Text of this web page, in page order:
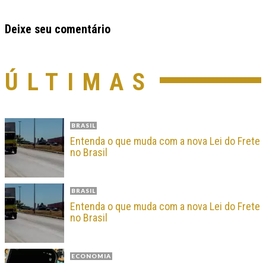
Deixe seu comentário
ÚLTIMAS
BRASIL
Entenda o que muda com a nova Lei do Frete
no Brasil
BRASIL
Entenda o que muda com a nova Lei do Frete
no Brasil
ECONOMIA